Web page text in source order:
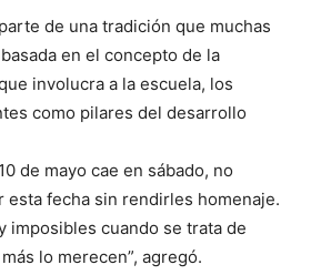
de una tradición que muchas
en el concepto de la
involucra a la escuela, los
como pilares del desarrollo
de mayo cae en sábado, no
esta fecha sin rendirles homenaje.
imposibles cuando se trata de
lo merecen”, agregó.